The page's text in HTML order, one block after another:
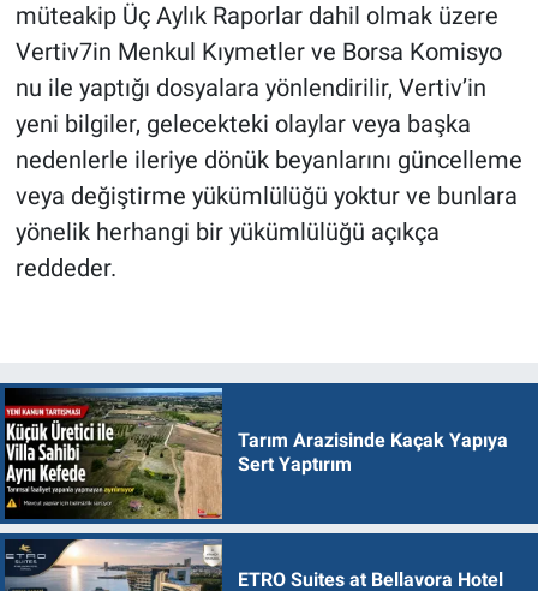
müteakip Üç Aylık Raporlar dahil olmak üzere
Vertiv7in Menkul Kıymetler ve Borsa Komisyo
nu ile yaptığı dosyalara yönlendirilir, Vertiv’in
yeni bilgiler, gelecekteki olaylar veya başka
nedenlerle ileriye dönük beyanlarını güncelleme
veya değiştirme yükümlülüğü yoktur ve bunlara
yönelik herhangi bir yükümlülüğü açıkça
reddeder.
Tarım Arazisinde Kaçak Yapıya
Sert Yaptırım
ETRO Suites at Bellavora Hotel